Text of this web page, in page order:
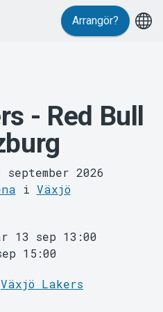
Arrangör?
- Red Bull
september 2026
i Växjö
13 sep 13:00
15:00
Växjö Lakers